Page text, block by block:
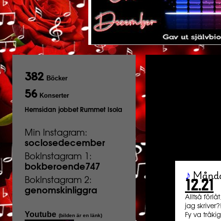
♪
12.21
Alltså
jag
Fy va
382 Böcker
56 Konserter
Hemsidan jobbet Rummet Isola
Min Instagram:
soclosedecember
BokInstagram 1:
bokberoende747
BokInstagram 2:
genomskinliggra
Youtube (bilden är en länk)